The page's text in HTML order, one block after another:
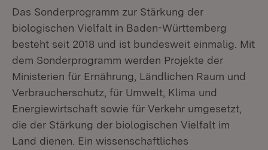
Das Sonderprogramm zur Stärkung der
biologischen Vielfalt in Baden-Württemberg
besteht seit 2018 und ist bundesweit einmalig. Mit
dem Sonderprogramm werden Projekte der
Ministerien für Ernährung, Ländlichen Raum und
Verbraucherschutz, für Umwelt, Klima und
Energiewirtschaft sowie für Verkehr umgesetzt,
die der Stärkung der biologischen Vielfalt im
Land dienen. Ein wissenschaftliches